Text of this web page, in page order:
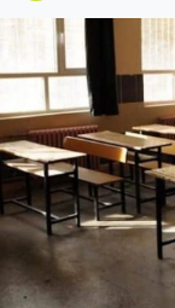
Dursunbey
Edremit
EĞİTİM
EKONOMİ
Erdek